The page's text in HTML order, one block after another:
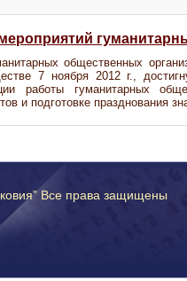
общественных
7 ноября 2012 г.,
работы гуманитарных
и подготовке празднования
Все права защищены